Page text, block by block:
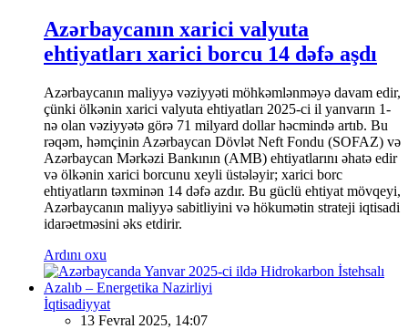
Azərbaycanın xarici valyuta
ehtiyatları xarici borcu 14 dəfə aşdı
Azərbaycanın maliyyə vəziyyəti möhkəmlənməyə davam edir,
çünki ölkənin xarici valyuta ehtiyatları 2025-ci il yanvarın 1-
nə olan vəziyyətə görə 71 milyard dollar həcmində artıb. Bu
rəqəm, həmçinin Azərbaycan Dövlət Neft Fondu (SOFAZ) və
Azərbaycan Mərkəzi Bankının (AMB) ehtiyatlarını əhatə edir
və ölkənin xarici borcunu xeyli üstələyir; xarici borc
ehtiyatların təxminən 14 dəfə azdır. Bu güclü ehtiyat mövqeyi,
Azərbaycanın maliyyə sabitliyini və hökumətin strateji iqtisadi
idarəetməsini əks etdirir.
Ardını oxu
İqtisadiyyat
13 Fevral 2025, 14:07